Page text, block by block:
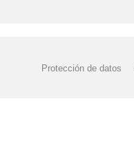
Protección de datos